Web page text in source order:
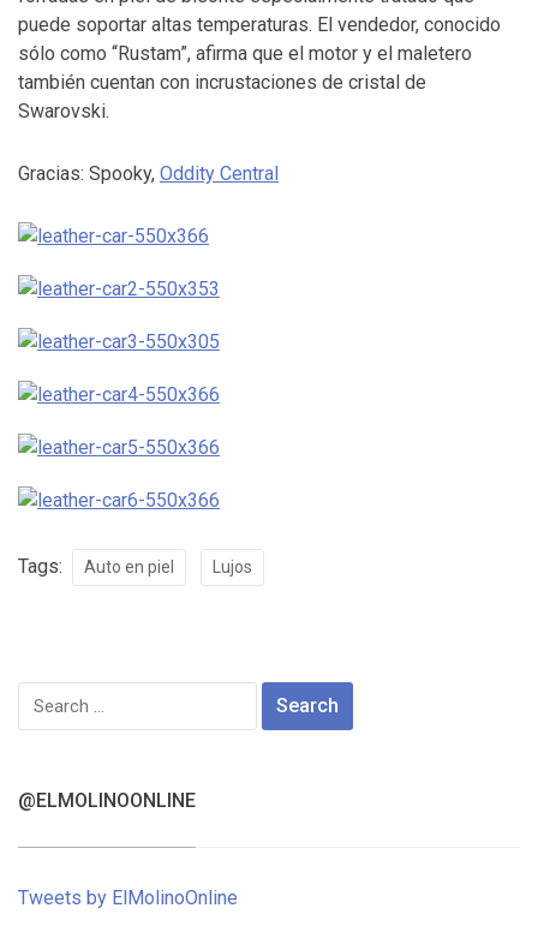
puede soportar altas temperaturas. El vendedor, conocido
sólo como “Rustam”, afirma que el motor y el maletero
también cuentan con incrustaciones de cristal de
Swarovski.
Gracias: Spooky, Oddity Central
Tags: Auto en piel Lujos
Search
for:
@ELMOLINOONLINE
Tweets by ElMolinoOnline